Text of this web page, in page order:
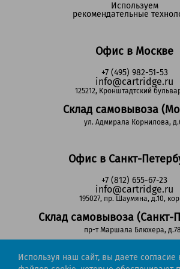
Офис в Москве
+7 (495) 982-51-53
info@cartridge.ru
125212, Кронштадтский
Склад самовывоза
ул. Адмирала Корнилова,
Офис в Санкт-
+7 (812) 655-67-23
info@cartridge.ru
195027, пр. Шаумяна, д.10,
Склад самовывоза (Санкт-
пр-т Маршала Блюхера,
Используем
рекомендательные
Используя наш сайт, вы даете согласие